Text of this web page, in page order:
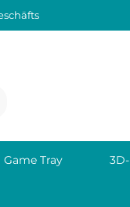
Tray